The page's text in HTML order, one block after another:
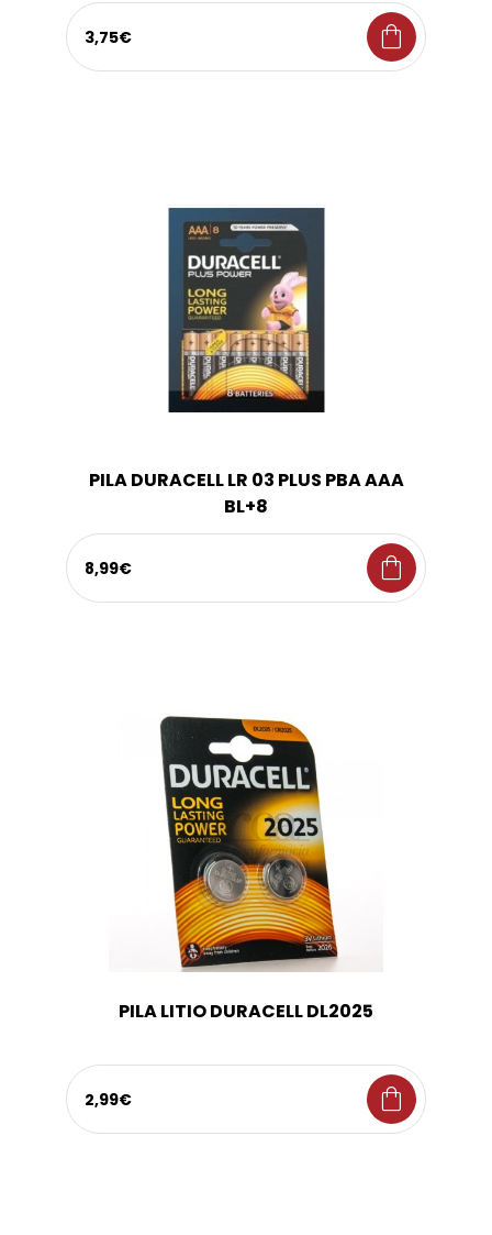
3,75€ shopping_bag
PILA DURACELL LR 03 PLUS PBA AAA
BL+8
8,99€ shopping_bag
PILA LITIO DURACELL DL2025
2,99€ shopping_bag